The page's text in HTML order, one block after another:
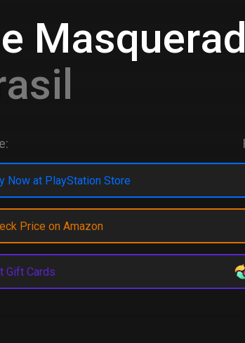
Now at PlayStation Store
Price on Amazon
Gift Cards